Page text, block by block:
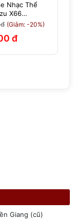
Nhạc Thể
X66
| Có Kẹp Áo
Nhẹ 15g
(Giảm: -20%)
đ
Giang (cũ)